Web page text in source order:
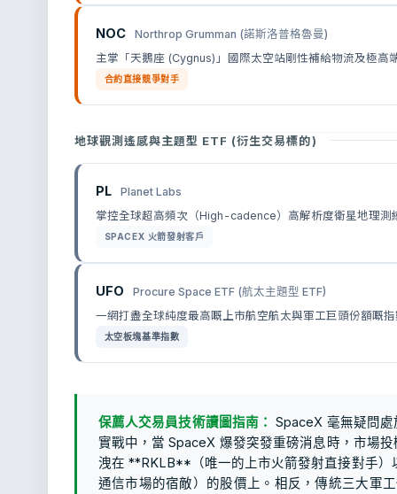
NOC
Northrop Grumman (諾斯洛普格魯曼)
主掌「天鵝座 (Cygnus)」國際太空站剛性補給物流及極高
合約直接競爭對手
地球觀測遙感與主題型 ETF (衍生交易標的)
PL
Planet Labs
掌控全球超高頻次（High-cadence）高解析度衛星地理測
SPACEX 火箭發射客戶
UFO
Procure Space ETF (航太主題型 ETF)
一網打盡全球純度最高嘅上市航空航太與軍工巨頭份額嘅
太空板塊基準指數
保薦人交易員技術讀圖指南： SpaceX 毫無疑問
實戰中，當 SpaceX 爆發突發重磅消息時，市場
洩在 **RKLB**（唯一的上市火箭發射直接對手
通信市場的宿敵）的股價上。相反，傳統三大軍